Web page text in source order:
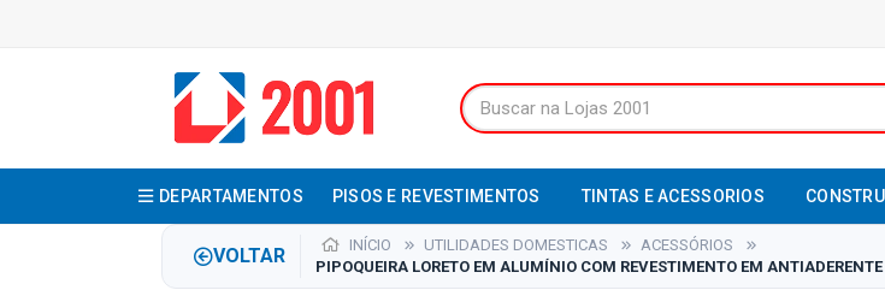
DEPARTAMENTOS PISOS E REVESTIMENTOS TINTAS E ACESSORIOS
VOLTAR INÍCIO UTILIDADES DOMESTICAS
ACESSÓRIOS
PIPOQUEIRA LORETO EM ALUMÍNIO COM REVESTIMENTO EM